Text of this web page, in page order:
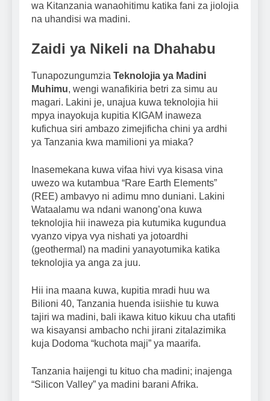
wa Kitanzania wanaohitimu katika fani za jiolojia
na uhandisi wa madini.
Zaidi ya Nikeli na Dhahabu
Tunapozungumzia Teknolojia ya Madini
Muhimu, wengi wanafikiria betri za simu au
magari. Lakini je, unajua kuwa teknolojia hii
mpya inayokuja kupitia KIGAM inaweza
kufichua siri ambazo zimejificha chini ya ardhi
ya Tanzania kwa mamilioni ya miaka?
Inasemekana kuwa vifaa hivi vya kisasa vina
uwezo wa kutambua “Rare Earth Elements”
(REE) ambavyo ni adimu mno duniani. Lakini
Wataalamu wa ndani wanong’ona kuwa
teknolojia hii inaweza pia kutumika kugundua
vyanzo vipya vya nishati ya jotoardhi
(geothermal) na madini yanayotumika katika
teknolojia ya anga za juu.
Hii ina maana kuwa, kupitia mradi huu wa
Bilioni 40, Tanzania huenda isiishie tu kuwa
tajiri wa madini, bali ikawa kituo kikuu cha utafiti
wa kisayansi ambacho nchi jirani zitalazimika
kuja Dodoma “kuchota maji” ya maarifa.
Tanzania haijengi tu kituo cha madini; inajenga
“Silicon Valley” ya madini barani Afrika.